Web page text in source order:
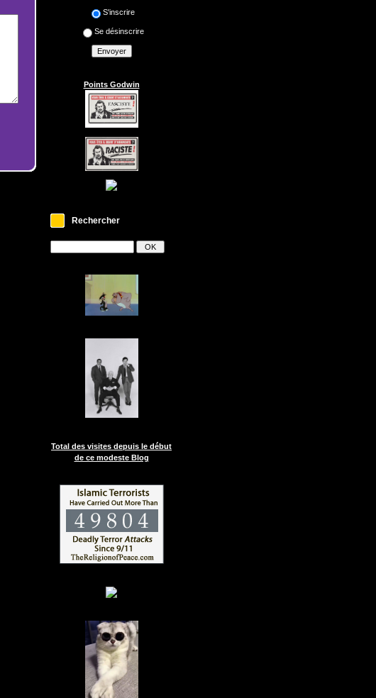
S'inscrire
Se désinscrire
Points Godwin
Rechercher
Total des visites depuis le début
de ce modeste Blog